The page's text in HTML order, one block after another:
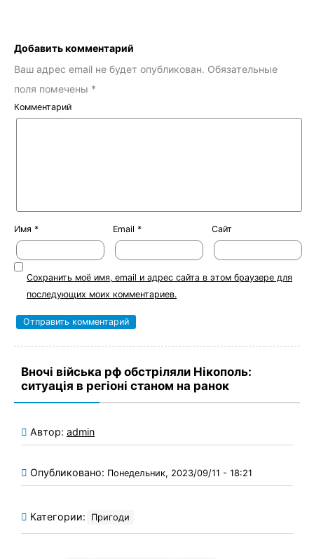
Добавить комментарий
Ваш адрес email не будет опубликован. Обязательные
поля помечены *
Комментарий
Имя * Email * Сайт
Сохранить моё имя, email и адрес сайта в этом браузере для
последующих моих комментариев.
Вночі війська рф обстріляли Нікополь:
ситуація в регіоні станом на ранок
Автор: admin
Опубликовано: Понедельник, 2023/09/11 - 18:21
Категории: Пригоди